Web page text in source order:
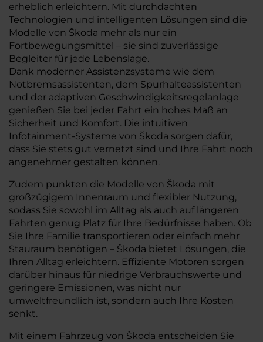
erheblich erleichtern. Mit durchdachten
Technologien und intelligenten Lösungen sind die
Modelle von Škoda mehr als nur ein
Fortbewegungsmittel – sie sind zuverlässige
Begleiter für jede Lebenslage.
Dank moderner Assistenzsysteme wie dem
Notbremsassistenten, dem Spurhalteassistenten
und der adaptiven Geschwindigkeitsregelanlage
genießen Sie bei jeder Fahrt ein hohes Maß an
Sicherheit und Komfort. Die intuitiven
Infotainment-Systeme von Škoda sorgen dafür,
dass Sie stets gut vernetzt sind und Ihre Fahrt noch
angenehmer gestalten können.
Zudem punkten die Modelle von Škoda mit
großzügigem Innenraum und flexibler Nutzung,
sodass Sie sowohl im Alltag als auch auf längeren
Fahrten genug Platz für Ihre Bedürfnisse haben. Ob
Sie Ihre Familie transportieren oder einfach mehr
Stauraum benötigen – Škoda bietet Lösungen, die
Ihren Alltag erleichtern. Effiziente Motoren sorgen
darüber hinaus für niedrige Verbrauchswerte und
geringere Emissionen, was nicht nur
umweltfreundlich ist, sondern auch Ihre Kosten
senkt.
Mit einem Fahrzeug von Škoda entscheiden Sie